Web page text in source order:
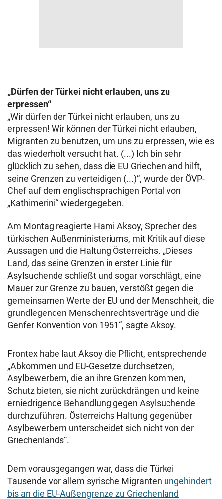
„Dürfen der Türkei nicht erlauben, uns zu
erpressen“
„Wir dürfen der Türkei nicht erlauben, uns zu
erpressen! Wir können der Türkei nicht erlauben,
Migranten zu benutzen, um uns zu erpressen, wie es
das wiederholt versucht hat. (...) Ich bin sehr
glücklich zu sehen, dass die EU Griechenland hilft,
seine Grenzen zu verteidigen (...)“, wurde der ÖVP-
Chef auf dem englischsprachigen Portal von
„Kathimerini“ wiedergegeben.
Am Montag reagierte Hami Aksoy, Sprecher des
türkischen Außenministeriums, mit Kritik auf diese
Aussagen und die Haltung Österreichs. „Dieses
Land, das seine Grenzen in erster Linie für
Asylsuchende schließt und sogar vorschlägt, eine
Mauer zur Grenze zu bauen, verstößt gegen die
gemeinsamen Werte der EU und der Menschheit, die
grundlegenden Menschenrechtsverträge und die
Genfer Konvention von 1951“, sagte Aksoy.
Frontex habe laut Aksoy die Pflicht, entsprechende
„Abkommen und EU-Gesetze durchsetzen,
Asylbewerbern, die an ihre Grenzen kommen,
Schutz bieten, sie nicht zurückdrängen und keine
erniedrigende Behandlung gegen Asylsuchende
durchzuführen. Österreichs Haltung gegenüber
Asylbewerbern unterscheidet sich nicht von der
Griechenlands“.
Dem vorausgegangen war, dass die Türkei
Tausende vor allem syrische Migranten ungehindert
bis an die EU-Außengrenze zu Griechenland